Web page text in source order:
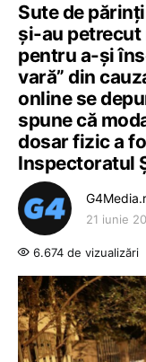
Sute de
și-au
pentru a-și
vară” din
online se
spune că
dosar fizic a
Inspectoratul
21 iunie
6.674 de vizualizări